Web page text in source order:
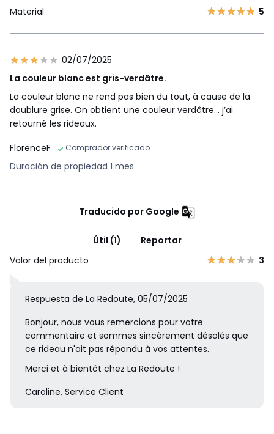
Material 5
02/07/2025
La couleur blanc est gris-verdâtre.
La couleur blanc ne rend pas bien du tout, à cause de la
doublure grise. On obtient une couleur verdâtre… j’ai
retourné les rideaux.
FlorenceF
Comprador verificado
Duración de propiedad 1 mes
Traducido por Google
Útil (1)
Reportar
Valor del producto
3
Respuesta de La Redoute, 05/07/2025
Bonjour, nous vous remercions pour votre
commentaire et sommes sincèrement désolés que
ce rideau n'ait pas répondu à vos attentes.
Merci et à bientôt chez La Redoute !
Caroline, Service Client